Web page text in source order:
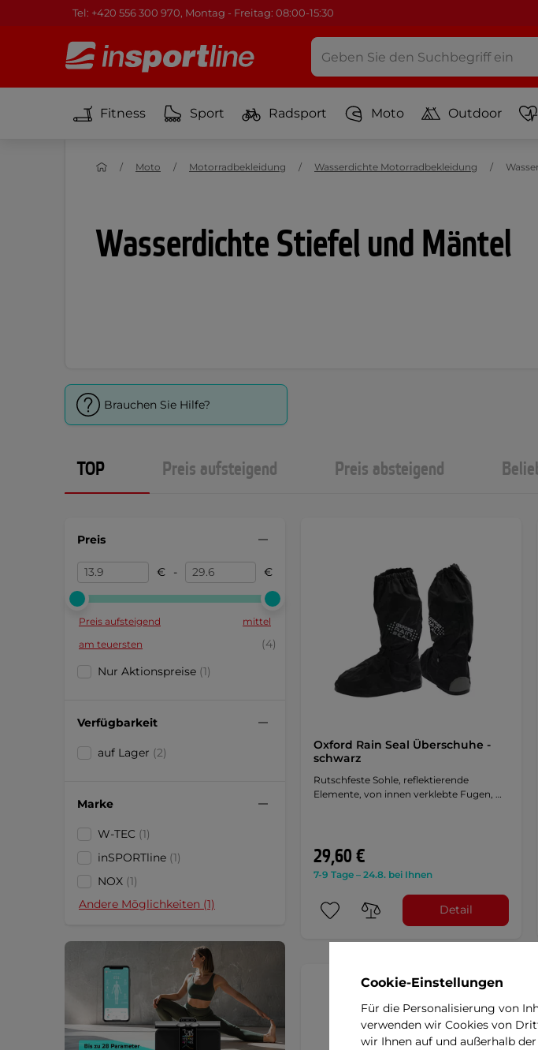
Tel: +420 556 300 970, Montag - Freitag: 08:00-15:30
Fitness Sport Radsport Moto Outdoor
Wasserdichte Stiefel und Mäntel
Moto Motorradbekleidung Wasserdichte Motorradbekleidung
Brauchen Sie Hilfe?
TOP Preis aufsteigend Preis absteigend
Preis
€ - €
Preis aufsteigend
mittel
am teuersten
(4)
Nur Aktionspreise (1)
Verfügbarkeit
auf Lager (2)
Marke
W-TEC (1)
inSPORTline (1)
NOX (1)
Andere Möglichkeiten (1)
Oxford Rain Seal Überschuhe -
schwarz
Rutschfeste Sohle, reflektierende
Elemente, von innen verklebte Fugen, …
29,60 €
7-9 Tage – 24.8. bei Ihnen
Detail
Cookie-Einstellungen
Für die Personalisierung von
verwenden wir Cookies von
wir Ihnen auf und außerhalb